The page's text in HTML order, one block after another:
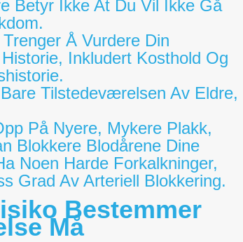
Betyr Ikke At Du Vil Ikke Gå
Å Vurdere Din
Inkludert Kosthold Og
Tilstedeværelsen Av Eldre,
På Nyere, Mykere Plakk,
Blokkere Blodårene Dine
Noen Harde Forkalkninger,
Grad Av Arteriell Blokkering.
Bestemmer
Må